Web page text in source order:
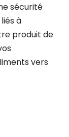
sécurité
à
produit de
vers